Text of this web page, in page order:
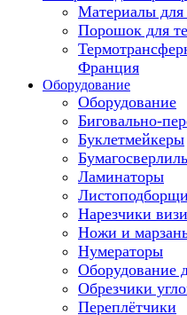
Материалы для
Порошок для
Франция
Оборудование
Оборудование
Биговально-
Буклетмейкеры
Ламинаторы
Нарезчики
Ножи и
Нумераторы
Оборудование
Обрезчики
Переплётчики